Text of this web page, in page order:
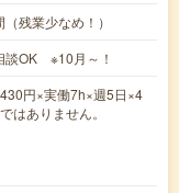
残業少なめ！）
OK ※10月～！
円×実働7h×週5日×4
はありません。